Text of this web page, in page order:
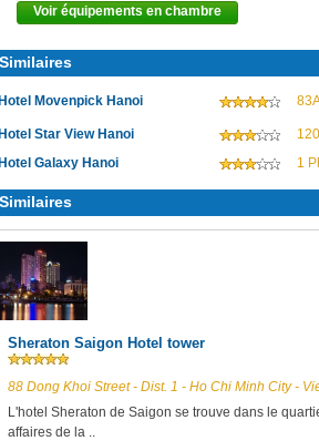
Voir équipements en chambre
Similaires
Hotel Movenpick Hanoi
Hotel Star View Hanoi
Hotel Galaxy Hanoi
1
Similaires
Sheraton Saigon Hotel to­­­w­er
88 Dong Khoi Street - Dist. 1 - Ho Chi Minh City -
L'hotel Sheraton de Saigon se trouve dans le
affaires de la ..